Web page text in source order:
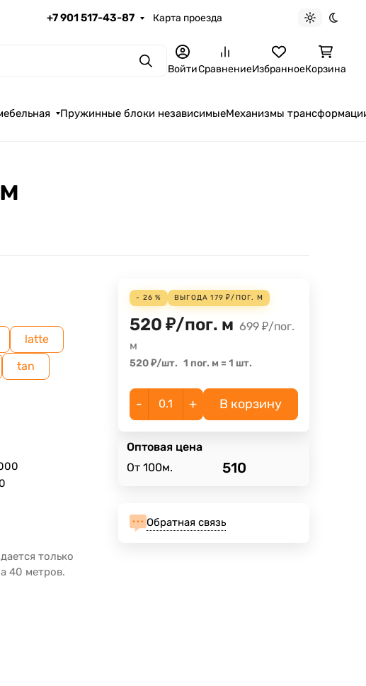
+7 901 517-43-87 Карта проезда
Светлая
ПоискВойтиСравнениеИзбранноеКорзина
Пружинные блоки независимыеМеханизмы
latte
tan
только
40 метров.
- 26 % ВЫГОДА179 ₽/ ПОГ. М
520 ₽/пог. м 699 ₽/пог.
м
520₽/шт. 1 пог. м =1 шт.
- + В корзину
Оптовая цена
От 100м.
510
Обратная связь